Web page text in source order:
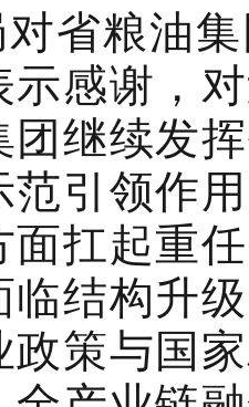
省粮油
示感谢，
团继续发
范引领作
面扛起重
临结构升
政策与国